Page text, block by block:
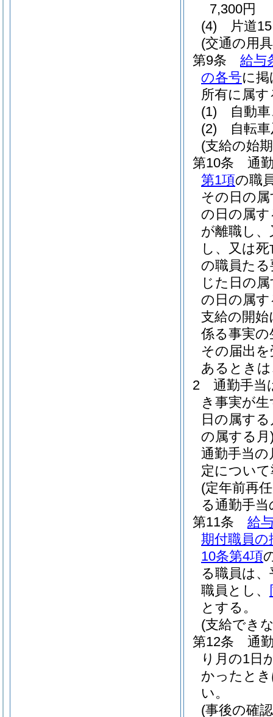
7,300円
(4)
片道
(交通の用
第9条
給与
の各号に
所有に属
(1)
自動
(2)
自転
(支給の始
第10条
通
第1項の職
その日の
の日の属す
が離職し
し、又は
の職員た
じた日の
の日の属
支給の開
係る事実
その届出
あるとき
2
通勤手当
き事実が
日の属す
の属する月
通勤手当
定につい
(定年前再
る通勤手当
第11条
給
期付職員
10条第4項
る職員は
職員とし、
とする。
(支給でき
第12条
通
り月の1日
かったと
い。
(事後の確